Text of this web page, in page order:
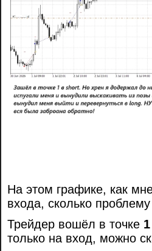
На этом графике, как
входа, сколько
Трейдер вошёл в точке 1
только на вход, можно